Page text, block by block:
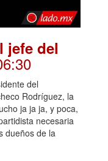
jefe del
del
Rodríguez, la
ja ja ja, y poca,
necesaria
dueños de la